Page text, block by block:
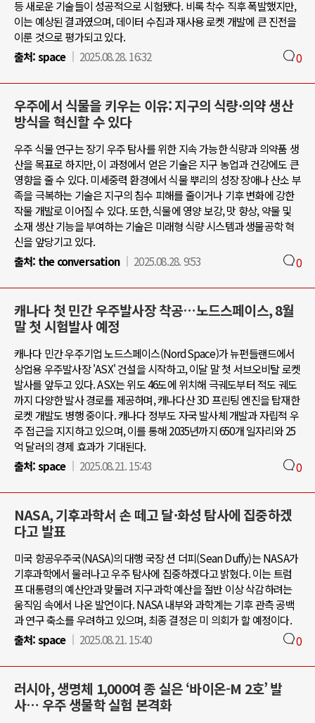
등 새로운 기술들이 성공적으로 시험됐다. 비록 착수 직후 폭발했지만,
이는 예상된 결과였으며, 데이터 수집과 재사용 로켓 개발에 큰 진전을
이룬 것으로 평가되고 있다.
출처:space 2025.08.28. 16:32 0
우주에서 식물을 키우는 이유: 지구의 식량·의약 생산
방식을 혁신할 수 있다
우주 식물 연구는 장기 우주 탐사를 위한 지속 가능한 식량과 의약품 생
산을 목표로 하지만, 이 과정에서 얻은 기술은 지구 농업과 건강에도 큰
영향을 줄 수 있다. 미세중력 환경에서 식물 뿌리의 성장 장애나 산소 부
족을 극복하는 기술은 지구의 침수 피해를 줄이거나 기후 변화에 강한
작물 개발로 이어질 수 있다. 또한, 식물에 영양 보강, 맛 향상, 약물 및
소재 생산 기능을 부여하는 기술은 미래형 식량 시스템과 생물공학 혁
신을 앞당기고 있다.
출처: the conversation 2025.08.28. 9:53 0
캐나다 첫 민간 우주발사장 착공…노드스페이스, 8월
말 첫 시험발사 예정
캐나다 민간 우주기업 노드스페이스(NordSpace)가 뉴펀들랜드에서
상업용 우주발사장 'ASX' 건설을 시작하고, 이달 말 첫 서브오비탈 로켓
발사를 앞두고 있다. ASX는 위도 46도에 위치해 극궤도부터 적도 궤도
까지 다양한 발사 경로를 제공하며, 캐나다산 3D 프린팅 엔진을 탑재한
로켓 개발도 병행 중이다. 캐나다 정부도 자국 발사체 개발과 자립적 우
주 접근을 지지하고 있으며, 이를 통해 2035년까지 650개 일자리와 25
억 달러의 경제 효과가 기대된다.
출처:space 2025.08.21. 15:43 0
NASA, 기후과학서 손 떼고 달·화성 탐사에 집중하겠
다고 발표
미국 항공우주국(NASA)의 대행 국장 션 더피(Sean Duffy)는 NASA가
기후과학에서 물러나고 우주 탐사에 집중하겠다고 밝혔다. 이는 트럼
프 대통령의 예산안과 맞물려 지구과학 예산을 절반 이상 삭감하려는
움직임 속에서 나온 발언이다. NASA 내부와 과학계는 기후 관측 공백
과 연구 축소를 우려하고 있으며, 최종 결정은 미 의회가 할 예정이다.
출처:space 2025.08.21. 15:40 0
러시아, 생명체 1,000여 종 실은 ‘바이온-M 2호’ 발
사… 우주 생물학 실험 본격화